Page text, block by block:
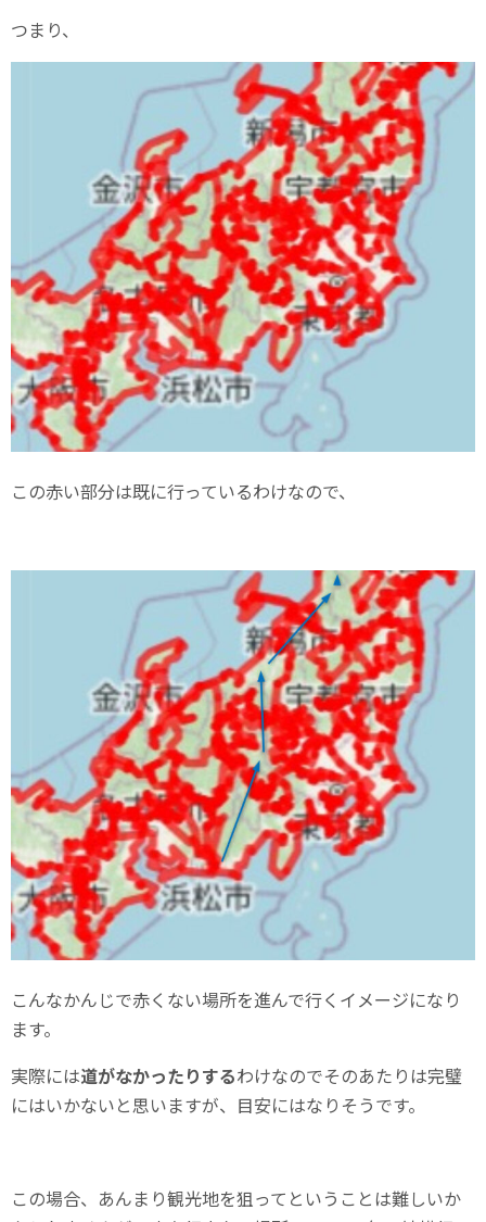
つまり、
この赤い部分は既に行っているわけなので、
こんなかんじで赤くない場所を進んで行くイメージになり
ます。
実際には道がなかったりするわけなのでそのあたりは完璧
にはいかないと思いますが、目安にはなりそうです。
この場合、あんまり観光地を狙ってということは難しいか